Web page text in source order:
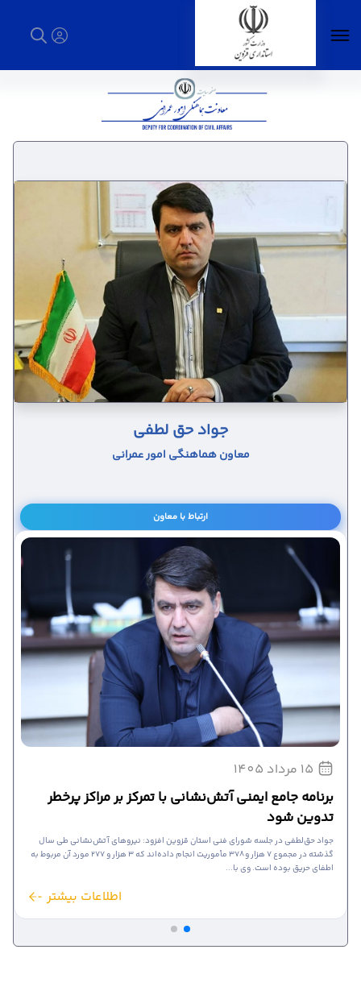
معاونت هماهنگی امور عمرانی - استانداری
جواد حق لطفی
معاون هماهنگی امور عمرانی
ارتباط با معاون
15 مرداد 1405
برنامه جامع ایمنی آتش‌نشانی با تمرکز بر مراکز پرخطر
تدوین شود
جواد حق‌لطفی در جلسه شورای فنی استان قزوین افزود: نیروهای آتش‌نشانی طی سال
گذشته در مجموع ۷ هزار و ۳۷۸ مأموریت انجام داده‌اند که ۳ هزار و ۲۷۷ مورد آن مربوط به
اطفای حریق بوده است. وی با...
اطلاعات بیشتر